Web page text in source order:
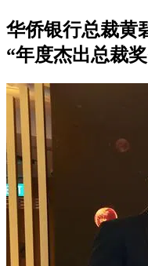
华侨银行总裁黄
“年度杰出总裁